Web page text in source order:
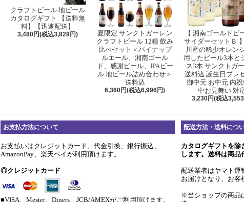
クラフトビール 地ビール
カタログギフト 【送料無
料】【迅速配送】
3,480円(税込3,828円)
夏限定 サンクトガーレン
クラフトビール 12種 飲み
比べセット＜パイナップ
ルエール、湘南ゴール
ド、感謝ビール、IPAビー
ル 地ビール詰め合わせ＞
送料込
6,360円(税込6,996円)
【 湘南ゴールドビ
サイダーセットＢ
川産の稀少オレン
用したビール3本と
ス3本 サンクトガ
送料込 誕生日プレ
御中元 お中元 内
中お見舞い 対
3,230円(税込
お支払方法について
お支払いはクレジットカード、代金引換、銀行振込、
AmazonPay、楽天ペイが利用頂けます。
◎クレジットカード
■VISA、Mester、Diners、JCB/AMEXがご利用頂けます。
配送方法・送料につ
カタログギフトを除
します。送料は商品
配送業者はヤマト運
お届けとなり、お客
※当ショップの商品